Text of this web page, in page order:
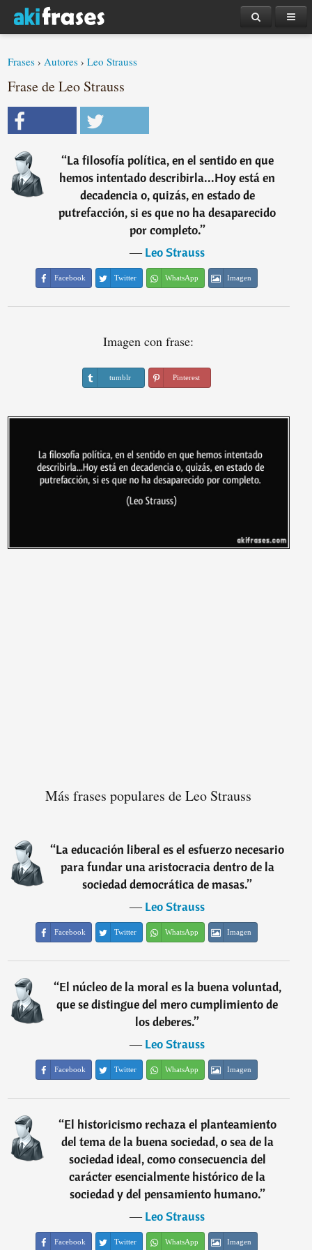
Frases ›Autores ›Leo Strauss
Frase de Leo Strauss
“La filosofía política, en el sentido en que
hemos intentado describirla...Hoy está en
decadencia o, quizás, en estado de
putrefacción, si es que no ha desaparecido
por completo.”
―Leo Strauss
Facebook Twitter WhatsApp Imagen
Imagen con frase:
tumblr Pinterest
Más frases populares de Leo Strauss
“La educación liberal es el esfuerzo necesario
para fundar una aristocracia dentro de la
sociedad democrática de masas.”
―Leo Strauss
Facebook Twitter WhatsApp Imagen
“El núcleo de la moral es la buena voluntad,
que se distingue del mero cumplimiento de
los deberes.”
―Leo Strauss
Facebook Twitter WhatsApp Imagen
“El historicismo rechaza el planteamiento
del tema de la buena sociedad, o sea de la
sociedad ideal, como consecuencia del
carácter esencialmente histórico de la
sociedad y del pensamiento humano.”
―Leo Strauss
Facebook Twitter WhatsApp Imagen